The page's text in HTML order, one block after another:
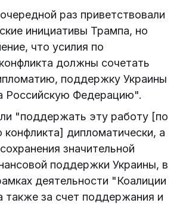
раз приветствовали
инициативы Трампа, но
что усилия по
должны сочетать
поддержку Украины
Российскую Федерацию".
"поддержать эту работу [по
дипломатически, а
значительной
поддержки Украины, в
деятельности "Коалиции
за счет поддержания и